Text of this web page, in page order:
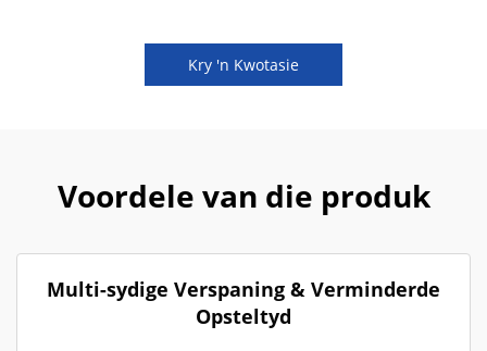
Kry 'n Kwotasie
Voordele van die produk
Multi-sydige Verspaning & Verminderde
Opsteltyd